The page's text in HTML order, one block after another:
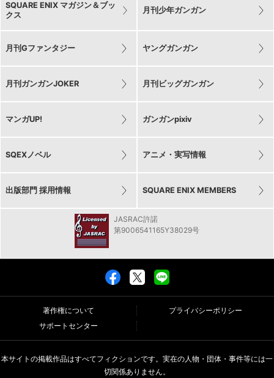
SQUARE ENIX マガジン＆ブッ
クス
月刊少年ガンガン
月刊Gファンタジー ヤングガンガン
月刊ガンガンJOKER 月刊ビッグガンガン
マンガUP! ガンガンpixiv
SQEXノベル アニメ・実写情報
出版部門 採用情報 SQUARE ENIX MEMBERS
JASRAC許諾
第9006541165Y38029号
著作権について
プライバシーポリシー
サポートセンター
本サイトの掲載作品はすべてフィクションです。実在の人物・団体・事件等には一
切関係ありません。